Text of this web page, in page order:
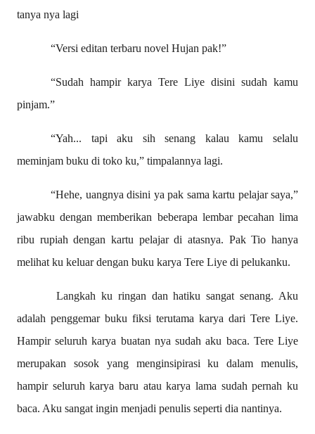
tanya nya lagi
“Versi editan terbaru novel Hujan pak!”
“Sudah hampir karya Tere Liye disini sudah kamu
pinjam.”
“Yah... tapi aku sih senang kalau kamu selalu
meminjam buku di toko ku,” timpalannya lagi.
“Hehe, uangnya disini ya pak sama kartu pelajar saya,”
jawabku dengan memberikan beberapa lembar pecahan lima
ribu rupiah dengan kartu pelajar di atasnya. Pak Tio hanya
melihat ku keluar dengan buku karya Tere Liye di pelukanku.
Langkah ku ringan dan hatiku sangat senang. Aku
adalah penggemar buku fiksi terutama karya dari Tere Liye.
Hampir seluruh karya buatan nya sudah aku baca. Tere Liye
merupakan sosok yang menginsipirasi ku dalam menulis,
hampir seluruh karya baru atau karya lama sudah pernah ku
baca. Aku sangat ingin menjadi penulis seperti dia nantinya.